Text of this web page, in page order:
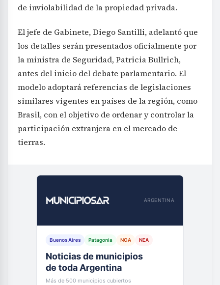
de inviolabilidad de la propiedad privada.
El jefe de Gabinete, Diego Santilli, adelantó que
los detalles serán presentados oficialmente por
la ministra de Seguridad, Patricia Bullrich,
antes del inicio del debate parlamentario. El
modelo adoptará referencias de legislaciones
similares vigentes en países de la región, como
Brasil, con el objetivo de ordenar y controlar la
participación extranjera en el mercado de
tierras.
ARGENTINA
Buenos Aires Patagonia NOA NEA
Noticias de municipios
de toda Argentina
Más de 500 municipios cubiertos